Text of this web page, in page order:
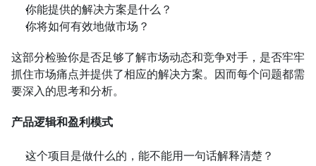
你能提供的解决方案是什么？
你将如何有效地做市场？
这部分检验你是否足够了解市场动态和竞争对手，是否牢牢
抓住市场痛点并提供了相应的解决方案。因而每个问题都需
要深入的思考和分析。
产品逻辑和盈利模式
这个项目是做什么的，能不能用一句话解释清楚？